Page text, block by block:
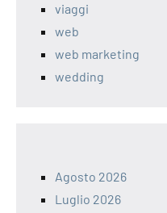
viaggi
web
web marketing
wedding
Agosto 2026
Luglio 2026